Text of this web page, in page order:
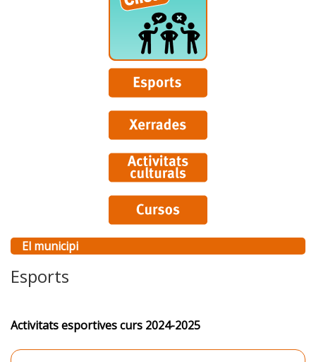
El municipi
Esports
Activitats esportives curs 2024-2025